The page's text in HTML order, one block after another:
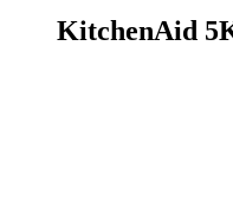
KitchenAid